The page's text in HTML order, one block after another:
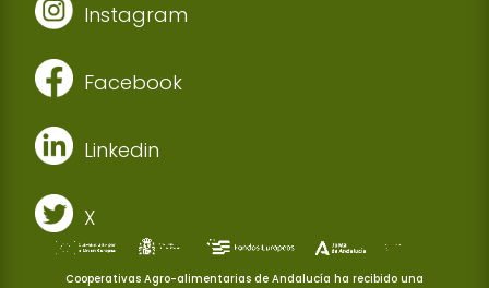
Instagram
Facebook
Linkedin
X
Cooperativas Agro-alimentarias de Andalucía ha recibido una